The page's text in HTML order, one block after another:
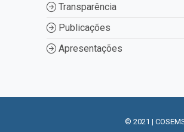
Transparência
Publicações
Apresentações
© 2021 |